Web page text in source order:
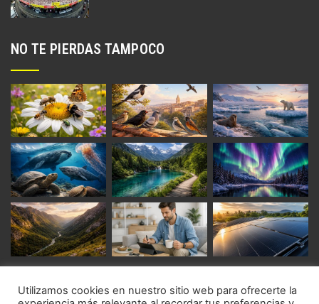
NO TE PIERDAS TAMPOCO
Utilizamos cookies en nuestro sitio web para ofrecerte la